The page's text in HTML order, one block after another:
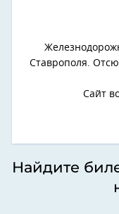
Ставрополя.
Сайт
Найдите